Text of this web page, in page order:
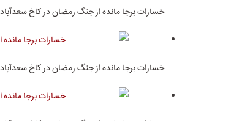
خسارات برجا مانده از جنگ رمضان در کاخ سعدآباد
خسارات برجا مانده از جنگ رمضان در کاخ سعدآباد